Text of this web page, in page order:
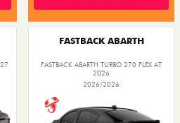
FASTBACK ABARTH
FASTBACK ABARTH TURBO 270 FLEX AT
2026
2026/2026